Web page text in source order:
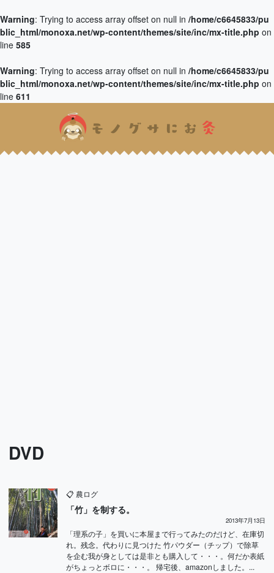
Warning: Trying to access array offset on null in /home/c6645833/pu
blic_html/monoxa.net/wp-content/themes/site/inc/mx-title.php on
line 585
Warning: Trying to access array offset on null in /home/c6645833/pu
blic_html/monoxa.net/wp-content/themes/site/inc/mx-title.php on
line 611
DVD
📋 農ログ
「竹」を制する。
2013年7月13日
「理系の子」を買いに本屋まで行ってみたのだけど、在庫切
れ。残念。代わりに見つけた 竹パウダー（チップ）で除草
を企む我が身としては是非とも購入して・・・。何だか表紙
がちょっとボロに・・・。 帰宅後、amazonしました。...